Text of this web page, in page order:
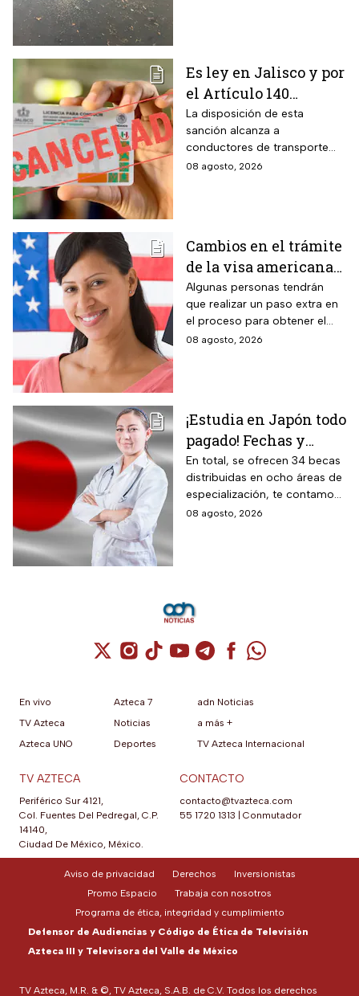
Es ley en Jalisco y por
el Artículo 140
cancelarán la licencia
de conducir de por
vida a todos los
automovilistas que
La disposición de esta
sanción alcanza a
conductores de transporte
escolar, unidades de
común.
08 agosto, 2026
Cambios en el trámite
de la visa americana
2026 y para quiénes
aplica
Algunas personas tendrán
que realizar un paso extra en
el proceso para obtener el
documento que permite
08 agosto, 2026
¡Estudia en Japón todo
pagado! Fechas y
requisitos de la
convocatoria para
becas de estancias en
2026
En total, se ofrecen 34 becas
distribuidas en ocho áreas de
especialización, te contamos
todos los detalles.
08 agosto, 2026
Cuenta de X / Twitter (se abre en una
Cuenta de Instagram (se abre en una
Cuenta de TikTok (se abre en
Cuenta de YouTube (se abre
Cuenta de Telegram (se
Cuenta de
Cuenta de
En vivo
TV Azteca
Azteca UNO
Azteca 7
Noticias
Deportes
adn Noticias
a más +
TV Azteca Internacional
TV AZTECA
Periférico Sur 4121,
Col. Fuentes Del Pedregal, C.P.
14140,
Ciudad De México, México.
CONTACTO
contacto@tvazteca.com
55 1720 1313
Conmutador
TV Azteca, M.R. & ©, TV Azteca, S.A.B. de C.V. Todos los derechos
Aviso de privacidad Derechos
Inversionistas
Promo Espacio
Trabaja con nosotros
Programa de ética, integridad y cumplimiento
Defensor de Audiencias y Código de Ética de Televisión
Azteca III y Televisora del Valle de México